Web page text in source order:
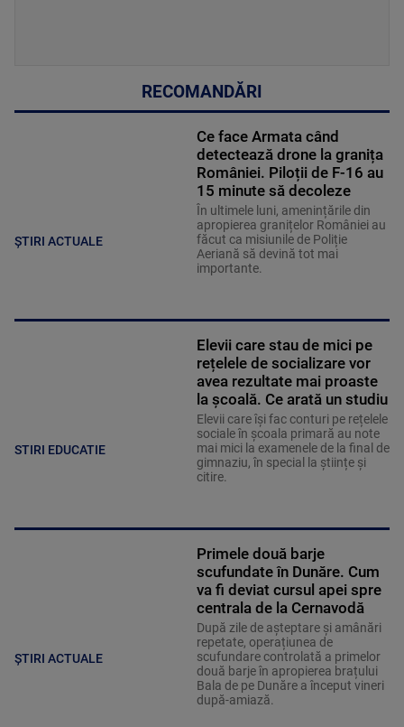
RECOMANDĂRI
ȘTIRI ACTUALE
Ce face Armata când
detectează drone la granița
României. Piloții de F-16 au
15 minute să decoleze
În ultimele luni, amenințările din
apropierea granițelor României au
făcut ca misiunile de Poliție
Aeriană să devină tot mai
importante.
STIRI EDUCATIE
Elevii care stau de mici pe
rețelele de socializare vor
avea rezultate mai proaste
la școală. Ce arată un studiu
Elevii care îşi fac conturi pe rețelele
sociale în școala primară au note
mai mici la examenele de la final de
gimnaziu, în special la științe și
citire.
ȘTIRI ACTUALE
Primele două barje
scufundate în Dunăre. Cum
va fi deviat cursul apei spre
centrala de la Cernavodă
După zile de așteptare și amânări
repetate, operațiunea de
scufundare controlată a primelor
două barje în apropierea brațului
Bala de pe Dunăre a început vineri
după-amiază.